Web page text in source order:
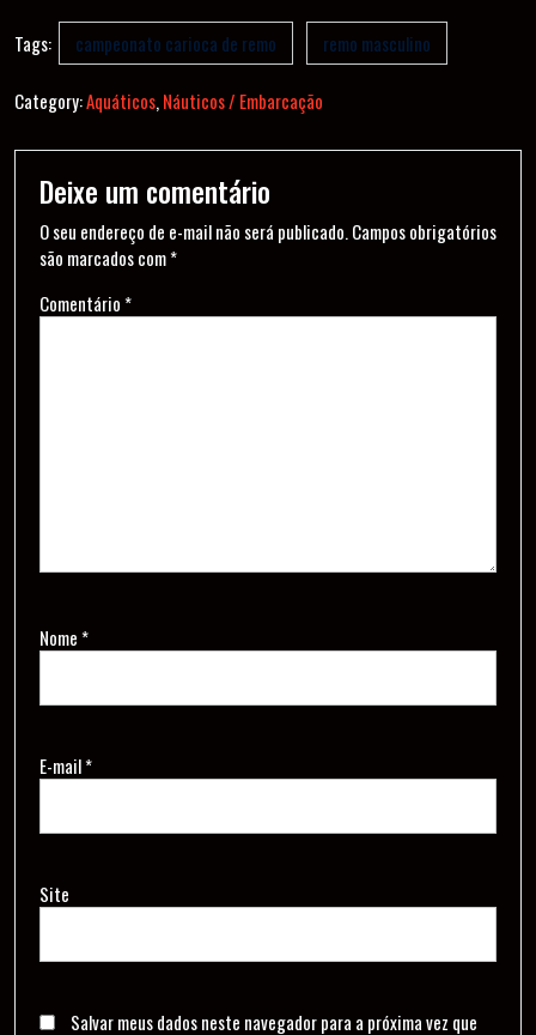
Tags: campeonato carioca de remo remo masculino
Category:Aquáticos,Náuticos / Embarcação
Deixe um comentário
O seu endereço de e-mail não será publicado.Campos obrigatórios
são marcados com*
Comentário *
Nome *
E-mail*
Site
Salvar meus dados neste navegador para a próxima vez que